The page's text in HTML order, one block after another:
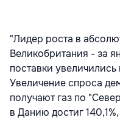
"Лидер роста в
Великобритания - за
поставки увеличились
Увеличение спроса
получают газ по
в Данию достиг